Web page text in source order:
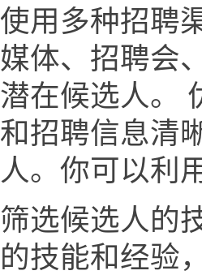
使用多种招聘
媒体、招聘会
潜在候选人。
和招聘信息清
人。你可以利
筛选候选人的
的技能和经验